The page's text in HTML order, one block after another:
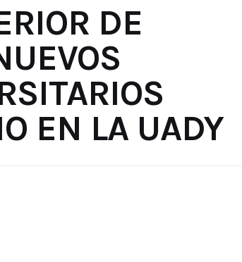
DE
EN LA UADY